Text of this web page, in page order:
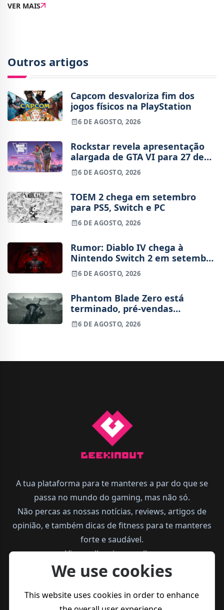
599 dólares. O modelo, ligeiramente mais
VER MAIS
Outros artigos
Capcom desvaloriza fim dos
jogos físicos na PlayStation
6 DE AGOSTO, 2026
Rockstar revela apresentação
alargada de GTA VI para 27 de
agosto
6 DE AGOSTO, 2026
TOEM 2 chega em setembro
para PS5, Switch e PC
6 DE AGOSTO, 2026
Rumor: Diablo IV chega à
Nintendo Switch 2 em setembro
e vai custar o preço de um jogo
novo
6 DE AGOSTO, 2026
Phantom Blade Zero está
terminado, pré-vendas
começam na próxima semana
6 DE AGOSTO, 2026
A tua plataforma para te manteres a par do que se
passa no mundo do gaming, mas não só.
Não percas as nossas notícias, reviews, artigos de
opinião, e também dicas de fitness para te manteres
forte e saudável.
Vive melhor, joga melhor.
We use cookies
This website uses cookies in order to enhance